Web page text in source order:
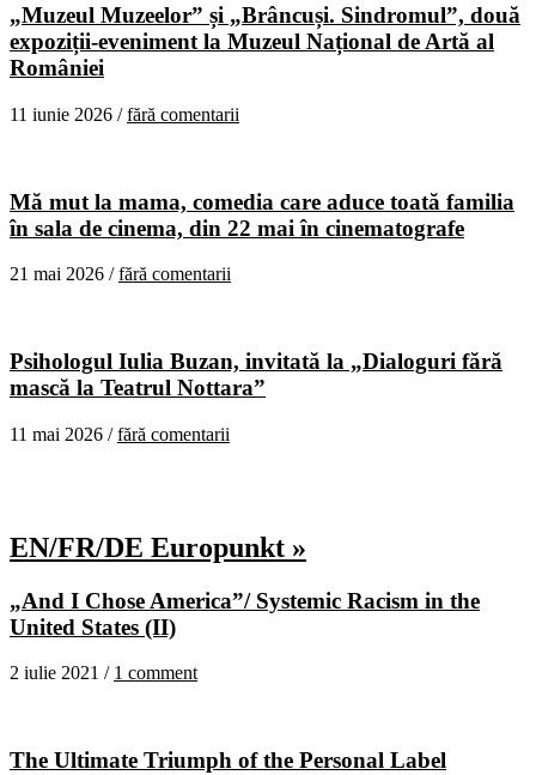
„Muzeul Muzeelor” și „Brâncuși. Sindromul”, două
expoziții-eveniment la Muzeul Național de Artă al
României
11 iunie 2026 /fără comentarii
Mă mut la mama, comedia care aduce toată familia
în sala de cinema, din 22 mai în cinematografe
21 mai 2026 /fără comentarii
Psihologul Iulia Buzan, invitată la „Dialoguri fără
mască la Teatrul Nottara”
11 mai 2026 /fără comentarii
EN/FR/DE Europunkt »
„And I Chose America”/ Systemic Racism in the
United States (II)
2 iulie 2021 / 1 comment
The Ultimate Triumph of the Personal Label